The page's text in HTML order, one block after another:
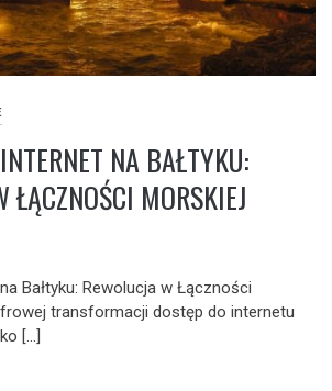
NA BAŁTYKU:
ŁĄCZNOŚCI MORSKIEJ
Bałtyku: Rewolucja w Łączności
transformacji dostęp do internetu
[…]